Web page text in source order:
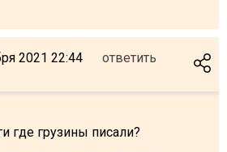
2021 22:44 ответить
где грузины писали?